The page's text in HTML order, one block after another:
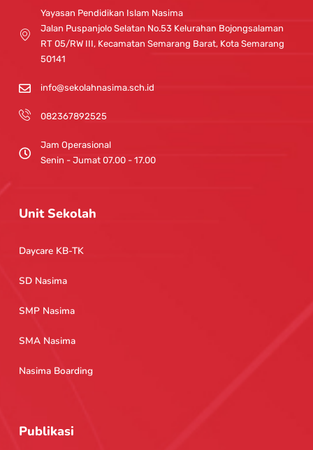
g
r
a
m
b
e
Yayasan Pendidikan Islam Nasima
Jalan Puspanjolo Selatan No.53 Kelurahan Bojongsalaman
RT 05/RW III, Kecamatan Semarang Barat, Kota Semarang
50141
info@sekolahnasima.sch.id
082367892525
Jam Operasional
Senin - Jumat 07.00 - 17.00
Unit Sekolah
Daycare KB-TK
SD Nasima
SMP Nasima
SMA Nasima
Nasima Boarding
Publikasi